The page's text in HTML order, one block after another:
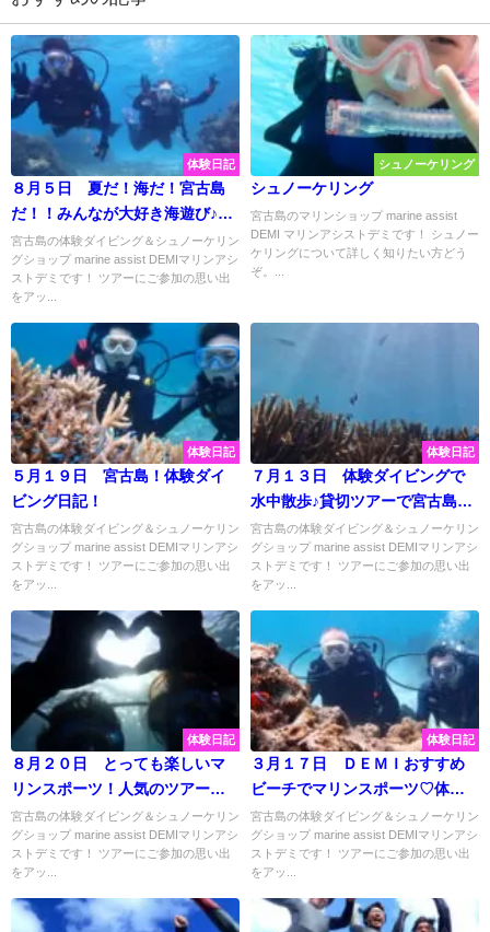
体験日記
８月５日 夏だ！海だ！宮古島
だ！！みんなが大好き海遊び♪水
面＆水中観察楽しんできました
♡
宮古島の体験ダイビング＆シュノーケリン
グショップ marine assist DEMIマリンアシ
ストデミです！ ツアーにご参加の思い出
をアッ...
シュノーケリング
シュノーケリング
宮古島のマリンショップ marine assist
DEMI マリンアシストデミです！ シュノー
ケリングについて詳しく知りたい方どう
ぞ。...
体験日記
５月１９日 宮古島！体験ダイ
ビング日記！
宮古島の体験ダイビング＆シュノーケリン
グショップ marine assist DEMIマリンアシ
ストデミです！ ツアーにご参加の思い出
をアッ...
体験日記
７月１３日 体験ダイビングで
水中散歩♪貸切ツアーで宮古島の
海を大満喫してきました♡
宮古島の体験ダイビング＆シュノーケリン
グショップ marine assist DEMIマリンアシ
ストデミです！ ツアーにご参加の思い出
をアッ...
体験日記
８月２０日 とっても楽しいマ
リンスポーツ！人気のツアーを
宮古島の海で楽しんできました
♡
宮古島の体験ダイビング＆シュノーケリン
グショップ marine assist DEMIマリンアシ
ストデミです！ ツアーにご参加の思い出
をアッ...
体験日記
３月１７日 ＤＥＭＩおすすめ
ビーチでマリンスポーツ♡体験
ダイビングを大満喫してきまし
た♡
宮古島の体験ダイビング＆シュノーケリン
グショップ marine assist DEMIマリンアシ
ストデミです！ ツアーにご参加の思い出
をアッ...